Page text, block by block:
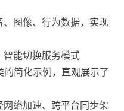
、图像、行为数据，实现
智能切换服务模式
简化示例，直观展示了
网络加速、跨平台同步架